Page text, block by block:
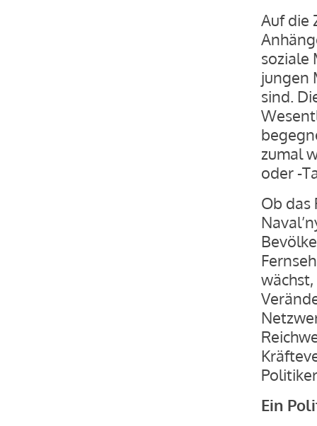
Auf die
soziale
jungen
sind.
zumal
oder -
Ob
Ein